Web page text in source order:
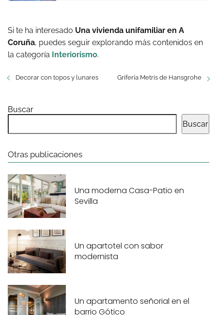
Si te ha interesado Una vivienda unifamiliar en A
Coruña, puedes seguir explorando más contenidos en
la categoría Interiorismo.
Decorar con topos y lunares Grifería Metris de Hansgrohe
Buscar
Buscar
Otras publicaciones
Una moderna Casa-Patio en
Sevilla
Un apartotel con sabor
modernista
Un apartamento señorial en el
barrio Gótico